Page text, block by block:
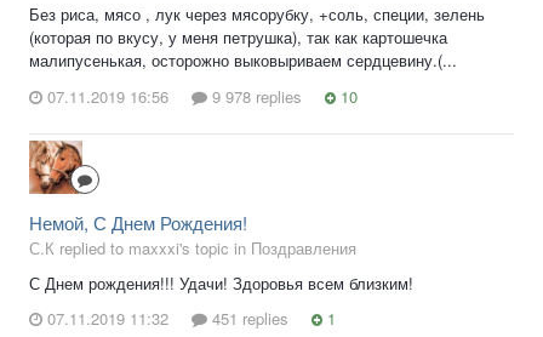
Без риса, мясо , лук через мясорубку, +соль, специи, зелень
(которая по вкусу, у меня петрушка), так как картошечка
малипусенькая, осторожно выковыриваем сердцевину.(...
07.11.2019 16:56
9 978 replies 10
Немой, С Днем Рождения!
С.К replied to maxxxi's topic in Поздравления
С Днем рождения!!! Удачи! Здоровья всем близким!
07.11.2019 11:32
451 replies 1